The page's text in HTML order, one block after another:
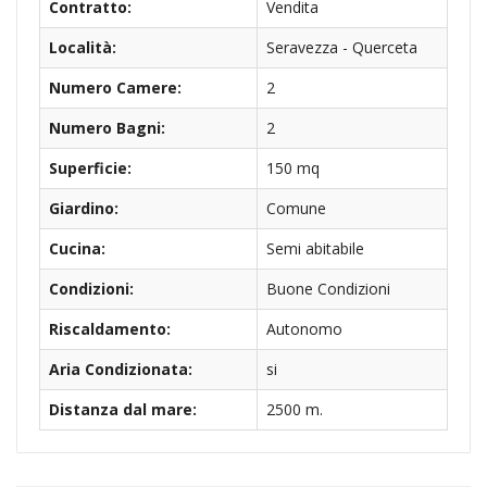
Contratto:
Vendita
Località:
Seravezza - Querceta
Numero Camere:
2
Numero Bagni:
2
Superficie:
150 mq
Giardino:
Comune
Cucina:
Semi abitabile
Condizioni:
Buone Condizioni
Riscaldamento:
Autonomo
Aria Condizionata:
si
Distanza dal mare:
2500 m.